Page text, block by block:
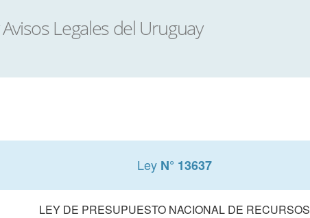
Ley N° 13637
LEY DE PRESUPUESTO NACIONAL DE RECURSOS